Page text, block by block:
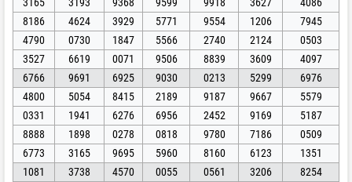
8186
4624 3929 5771 9554 1206
7945
4790
0730 1847 5566 2740 2124
0503
3527
6619 0071 9506 8839 3609
4097
6766
9691 6925 9030 0213 5299
6976
4800
5054 8415 2189 9187 9667
5579
0331
1941 6276 6956 2452 9169
5187
8888
1898 0278 0818 9780 7186
0509
6773
3165 9695 5960 8160 6123
1351
1081
3738 4570 0055 0561 3206
8254